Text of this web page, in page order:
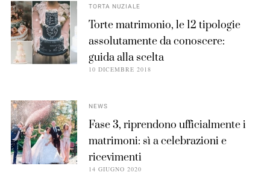
TORTA NUZIALE
Torte matrimonio, le 12 tipologie
assolutamente da conoscere:
guida alla scelta
10 DICEMBRE 2018
NEWS
Fase 3, riprendono ufficialmente i
matrimoni: sì a celebrazioni e
ricevimenti
14 GIUGNO 2020